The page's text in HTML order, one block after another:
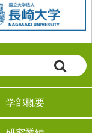
学部概要